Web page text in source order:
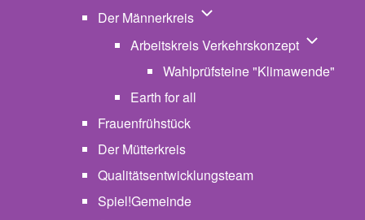
Der Männerkreis Unternavigation von Der
Arbeitskreis Verkehrskonzept
Wahlprüfsteine "Klimawende"
Earth for all
Frauenfrühstück
Der Mütterkreis
Qualitätsentwicklungsteam
Spiel!Gemeinde